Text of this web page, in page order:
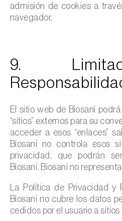
admisión de cookies a
navegador.
9.
El sitio web de Biosani podrá
“sitios” externos para su
acceder a esos “enlaces”
Biosani no controla esos
privacidad, que podrán
Biosani. Biosani no
La Política de Privacidad
Biosani no cubre los datos
cedidos por el usuario a